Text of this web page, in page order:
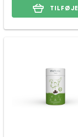
TILFØJE